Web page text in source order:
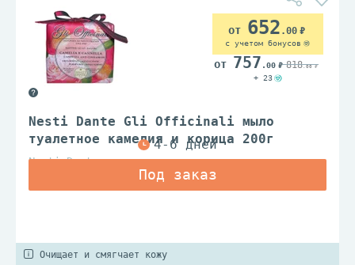
Nesti Dante Gli Officinali мыло
туалетное камелия и корица 200г
Nesti Dante
652 .00
с учетом бонусов
757 .00 818.00
+ 23
Очищает и смягчает кожу